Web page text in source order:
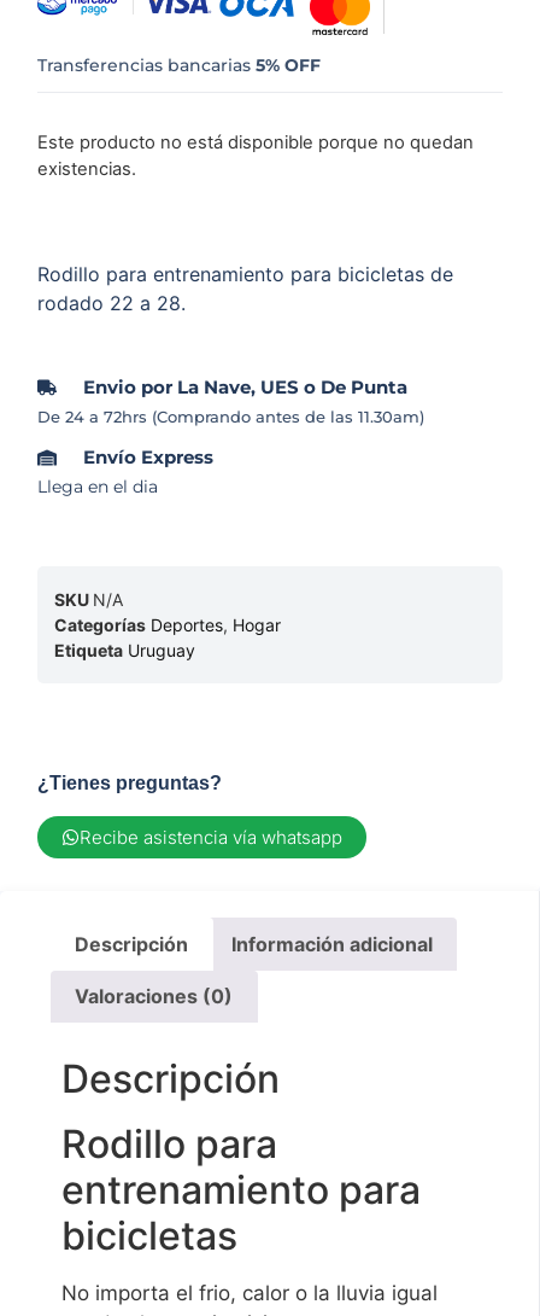
Transferencias bancarias5% OFF
Este producto no está disponible porque no quedan
existencias.
Rodillo para entrenamiento para bicicletas de
rodado 22 a 28.
Envio por La Nave, UES o De Punta
De 24 a 72hrs (Comprando antes de las 11.30am)
Envío Express
Llega en el dia
SKU N/A
Categorías Deportes, Hogar
Etiqueta Uruguay
¿Tienes preguntas?
Recibe asistencia vía whatsapp
Descripción Información adicional
Valoraciones (0)
Descripción
Rodillo para
entrenamiento para
bicicletas
No importa el frio, calor o la lluvia igual